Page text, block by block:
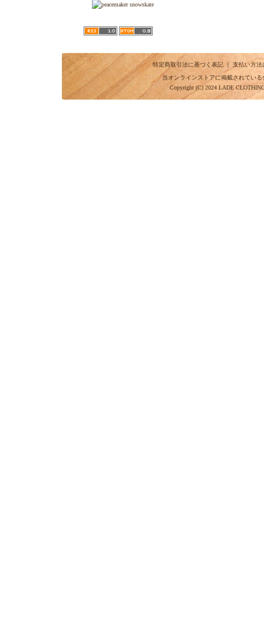
特定商取引法に基づく表記｜ 支払い方法
当オンラインストアに掲載されてい
Copyright (C) 2024 LADE